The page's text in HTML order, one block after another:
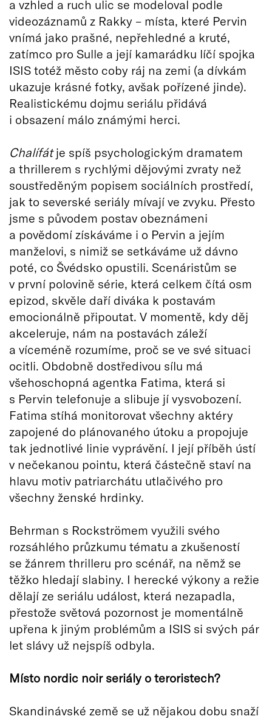
a vzhled a ruch ulic se modeloval podle
videozáznamů z Rakky – místa, které Pervin
vnímá jako prašné, nepřehledné a kruté,
zatímco pro Sulle a její kamarádku líčí spojka
ISIS totéž město coby ráj na zemi (a dívkám
ukazuje krásné fotky, avšak pořízené jinde).
Realistickému dojmu seriálu přidává
i obsazení málo známými herci.
Chalífátje spíš psychologickým dramatem
a thrillerem s rychlými dějovými zvraty než
soustředěným popisem sociálních prostředí,
jak to severské seriály mívají ve zvyku. Přesto
jsme s původem postav obeznámeni
a povědomí získáváme i o Pervin a jejím
manželovi, s nimiž se setkáváme už dávno
poté, co Švédsko opustili. Scenáristům se
v první polovině série, která celkem čítá osm
epizod, skvěle daří diváka k postavám
emocionálně připoutat. V momentě, kdy děj
akceleruje, nám na postavách záleží
a víceméně rozumíme, proč se ve své situaci
ocitli. Obdobně dostředivou sílu má
všehoschopná agentka Fatima, která si
s Pervin telefonuje a slibuje jí vysvobození.
Fatima stíhá monitorovat všechny aktéry
zapojené do plánovaného útoku a propojuje
tak jednotlivé linie vyprávění. I její příběh ústí
v nečekanou pointu, která částečně staví na
hlavu motiv patriarchátu utlačivého pro
všechny ženské hrdinky.
Behrman s Rockströmem využili svého
rozsáhlého průzkumu tématu a zkušeností
se žánrem thrilleru pro scénář, na němž se
těžko hledají slabiny. I herecké výkony a režie
dělají ze seriálu událost, která nezapadla,
přestože světová pozornost je momentálně
upřena k jiným problémům a ISIS si svých pár
let slávy už nejspíš odbyla.
Místo nordic noir seriály o teroristech?
Skandinávské země se už nějakou dobu snaží